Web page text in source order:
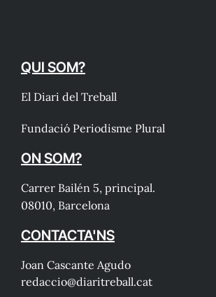
QUI SOM?
El Diari del Treball
Fundació Periodisme Plural
ON SOM?
Carrer Bailén 5, principal.
08010, Barcelona
CONTACTA'NS
Joan Cascante Agudo
redaccio@diaritreball.cat